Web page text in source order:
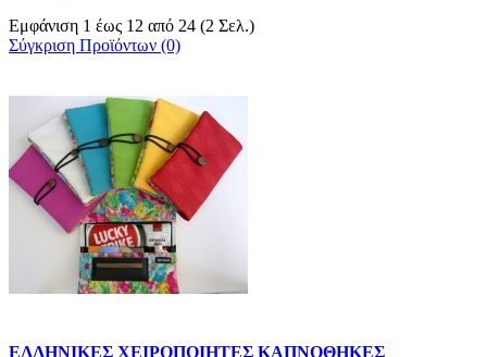
Εμφάνιση 1 έως 12 από 24 (2 Σελ.)
Σύγκριση Προϊόντων (0)
ΕΛΛΗΝΙΚΕΣ ΧΕΙΡΟΠΟΙΗΤΕΣ ΚΑΠΝΟΘΗΚΕΣ